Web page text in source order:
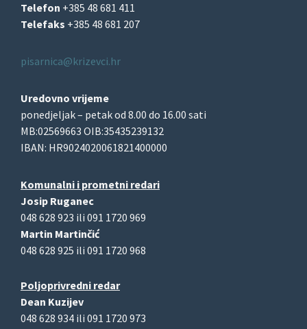
Telefon +385 48 681 411
Telefaks +385 48 681 207
pisarnica@krizevci.hr
Uredovno vrijeme
ponedjeljak – petak od 8.00 do 16.00 sati
MB:02569663 OIB:35435239132
IBAN: HR9024020061821400000
Komunalni i prometni redari
Josip Ruganec
048 628 923 ili 091 1720 969
Martin Martinčić
048 628 925 ili 091 1720 968
Poljoprivredni redar
Dean Kuzijev
048 628 934 ili 091 1720 973